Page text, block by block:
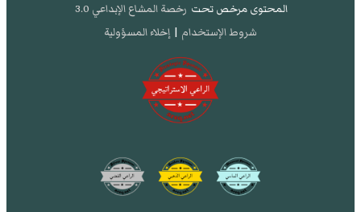
المحتوى مرخص تحت رخصة المشاع الإبداعي 3.0
شروط الإستخدام | إخلاء المسؤولية